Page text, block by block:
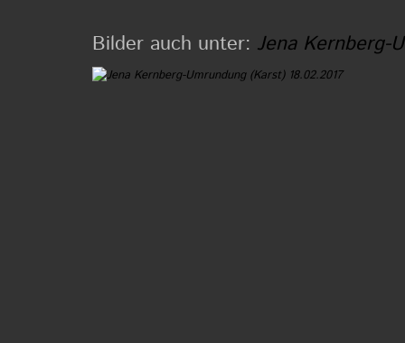
Bilder auch unter: Jena Kernberg-